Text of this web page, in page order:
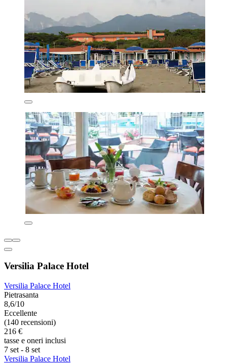
Versilia Palace Hotel
Versilia Palace Hotel
Pietrasanta
8,6/10
Eccellente
(140 recensioni)
216 €
tasse e oneri inclusi
7 set - 8 set
Versilia Palace Hotel